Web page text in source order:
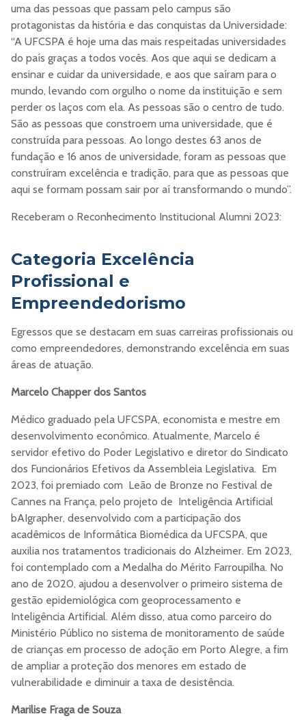
uma das pessoas que passam pelo campus são
protagonistas da história e das conquistas da Universidade:
“A UFCSPA é hoje uma das mais respeitadas universidades
do país graças a todos vocês. Aos que aqui se dedicam a
ensinar e cuidar da universidade, e aos que saíram para o
mundo, levando com orgulho o nome da instituição e sem
perder os laços com ela. As pessoas são o centro de tudo.
São as pessoas que constroem uma universidade, que é
construída para pessoas. Ao longo destes 63 anos de
fundação e 16 anos de universidade, foram as pessoas que
construíram excelência e tradição, para que as pessoas que
aqui se formam possam sair por aí transformando o mundo”.
Receberam o Reconhecimento Institucional Alumni 2023:
Categoria Excelência
Profissional e
Empreendedorismo
Egressos que se destacam em suas carreiras profissionais ou
como empreendedores, demonstrando excelência em suas
áreas de atuação.
Marcelo Chapper dos Santos
Médico graduado pela UFCSPA, economista e mestre em
desenvolvimento econômico. Atualmente, Marcelo é
servidor efetivo do Poder Legislativo e diretor do Sindicato
dos Funcionários Efetivos da Assembleia Legislativa. Em
2023, foi premiado com Leão de Bronze no Festival de
Cannes na França, pelo projeto de Inteligência Artificial
bAIgrapher, desenvolvido com a participação dos
acadêmicos de Informática Biomédica da UFCSPA, que
auxilia nos tratamentos tradicionais do Alzheimer. Em 2023,
foi contemplado com a Medalha do Mérito Farroupilha. No
ano de 2020, ajudou a desenvolver o primeiro sistema de
gestão epidemiológica com geoprocessamento e
Inteligência Artificial. Além disso, atua como parceiro do
Ministério Público no sistema de monitoramento de saúde
de crianças em processo de adoção em Porto Alegre, a fim
de ampliar a proteção dos menores em estado de
vulnerabilidade e diminuir a taxa de desistência.
Marilise Fraga de Souza